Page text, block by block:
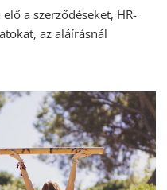
a szerződéseket, HR-
az aláírásnál